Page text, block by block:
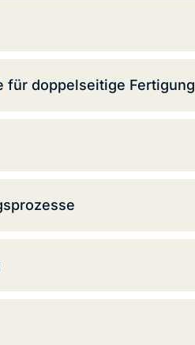
für doppelseitige Fertigung